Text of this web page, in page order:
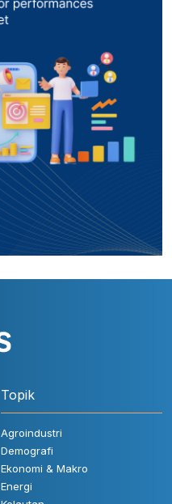
Topik
Agroindustri
Demografi
Ekonomi & Makro
Energi